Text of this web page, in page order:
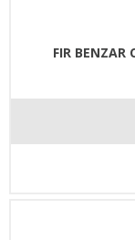
FIR BENZAR